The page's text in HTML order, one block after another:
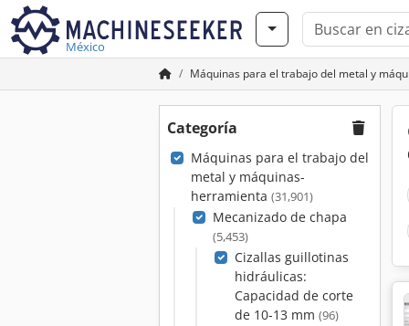
México
Máquinas para el trabajo del metal y
Categoría
Máquinas para el trabajo del
metal y máquinas-
herramienta (31,901)
Mecanizado de chapa
(5,453)
Cizallas guillotinas
hidráulicas:
Capacidad de corte
de 10-13 mm (96)